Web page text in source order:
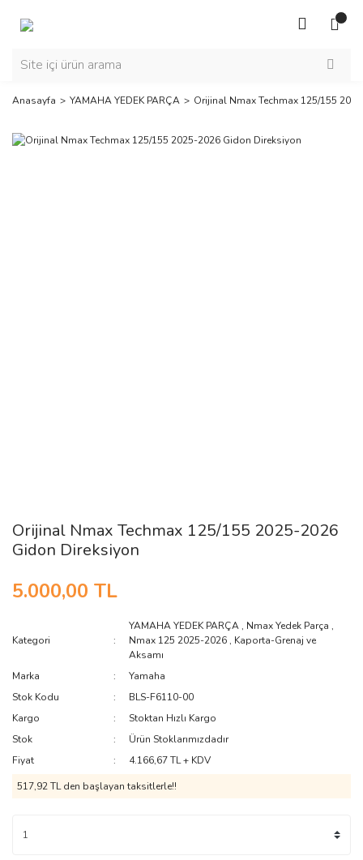
Anasayfa YAMAHA YEDEK PARÇA Orijinal Nmax Techmax 125/155
Orijinal Nmax Techmax 125/155 2025-2026
Gidon Direksiyon
5.000,00 TL
Kategori
YAMAHA YEDEK PARÇA , Nmax Yedek Parça ,
Nmax 125 2025-2026 , Kaporta-Grenaj ve
Aksamı
Marka
Yamaha
Stok Kodu
BLS-F6110-00
Kargo
Stoktan Hızlı Kargo
Stok
Ürün Stoklarımızdadır
Fiyat
4.166,67 TL + KDV
517,92 TL den başlayan taksitlerle!!